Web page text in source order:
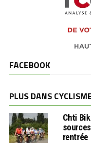
FACEBOOK
PLUS DANS
Chti
rentrée